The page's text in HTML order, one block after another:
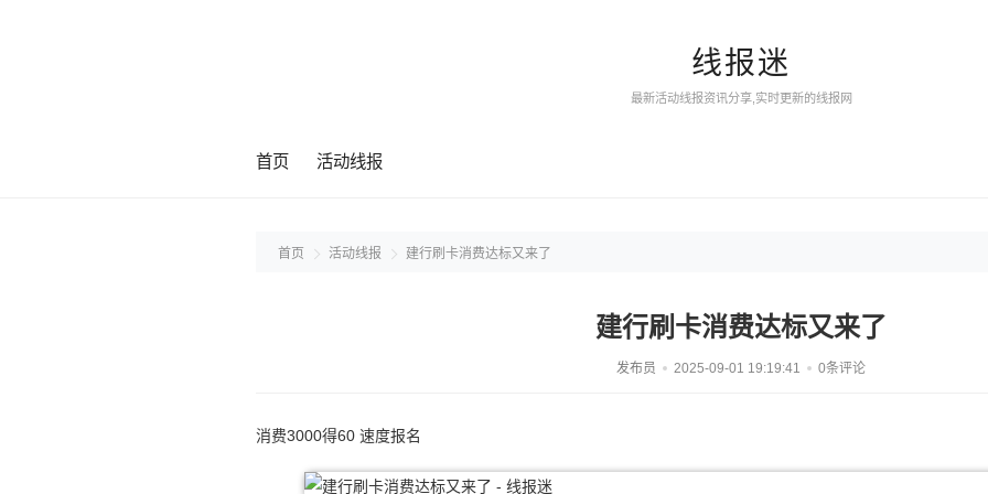
线报迷
最新活动线报资讯分享,实时更新的线报网
首页 活动线报
首页 活动线报 建行刷卡消费达标又来了
建行刷卡消费达标又来了
发布员 2025-09-01 19:19:41 0条评论
消费3000得60 速度报名